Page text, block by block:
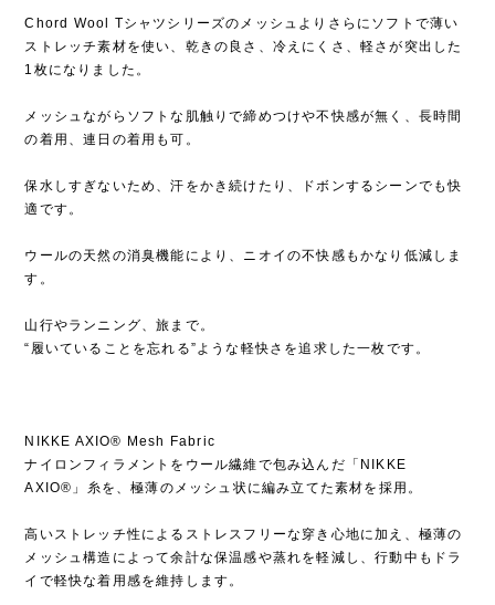
Chord Wool Tシャツシリーズのメッシュよりさらにソフトで薄い
ストレッチ素材を使い、乾きの良さ、冷えにくさ、軽さが突出した
1枚になりました。
メッシュながらソフトな肌触りで締めつけや不快感が無く、長時間
の着用、連日の着用も可。
保水しすぎないため、汗をかき続けたり、ドボンするシーンでも快
適です。
ウールの天然の消臭機能により、ニオイの不快感もかなり低減しま
す。
山行やランニング、旅まで。
“履いていることを忘れる”ような軽快さを追求した一枚です。
NIKKE AXIO® Mesh Fabric
ナイロンフィラメントをウール繊維で包み込んだ「NIKKE
AXIO®」糸を、極薄のメッシュ状に編み立てた素材を採用。
高いストレッチ性によるストレスフリーな穿き心地に加え、極薄の
メッシュ構造によって余計な保温感や蒸れを軽減し、行動中もドラ
イで軽快な着用感を維持します。